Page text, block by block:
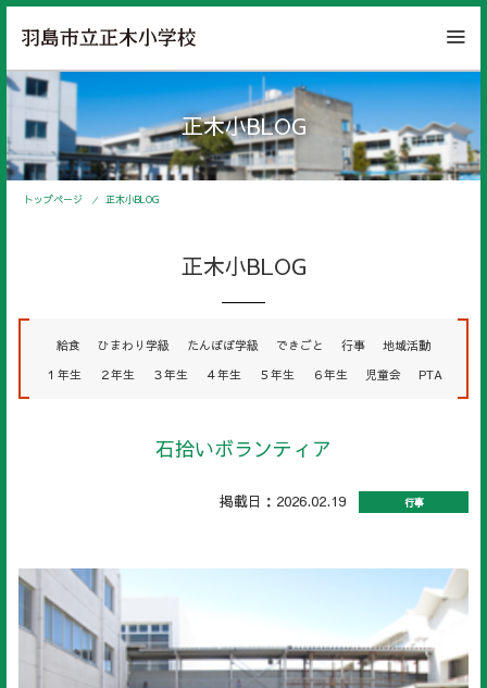
正木小BLOG
トップページ 正木小BLOG
正木小BLOG
給食 ひまわり学級 たんぽぽ学級 できごと 行事
地域活動
１年生
２年生 ３年生 ４年生 ５年生 ６年生 児童会 PTA
石拾いボランティア
掲載日：2026.02.19 行事